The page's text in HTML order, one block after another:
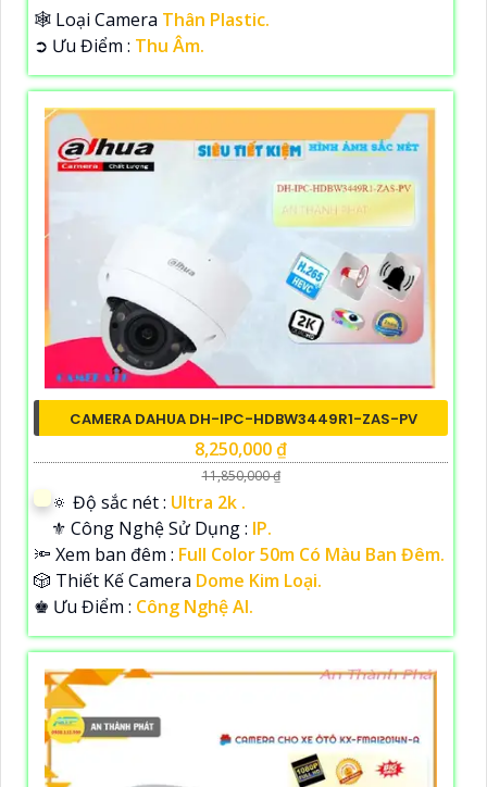
🕸️ Loại Camera Thân Plastic.
️➲ Ưu Điểm : Thu Âm.
CAMERA DAHUA DH-IPC-HDBW3449R1-ZAS-PV
8,250,000 ₫
11,850,000 ₫
🔅 Độ sắc nét : Ultra 2k .
⚜️ Công Nghệ Sử Dụng : IP.
🔦 Xem ban đêm : Full Color 50m Có Màu Ban Đêm.
🎲 Thiết Kế Camera Dome Kim Loại.
️♚ Ưu Điểm : Công Nghệ AI.